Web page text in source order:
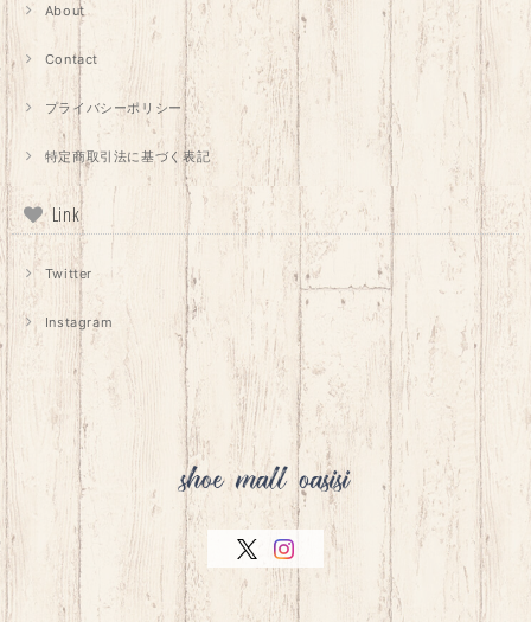
About
Contact
プライバシーポリシー
特定商取引法に基づく表記
Link
Twitter
Instagram